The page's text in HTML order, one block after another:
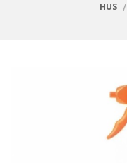
HUS